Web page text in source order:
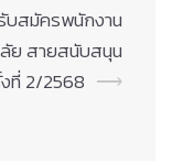
บสมัครพนักงาน
ย สายสนับสนุน
ที่ 2/2568 ⟶